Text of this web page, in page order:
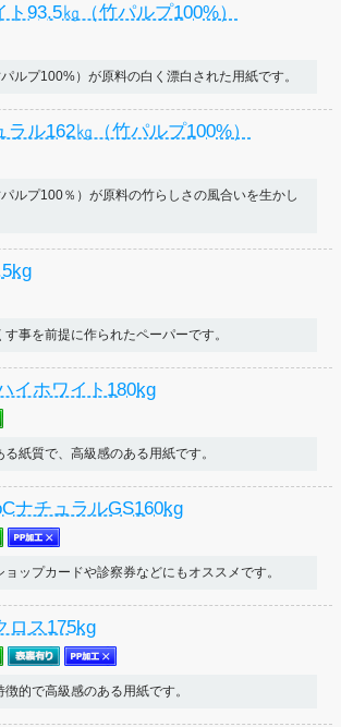
93.5㎏（竹パルプ100%）
ルプ100%）が原料の白く漂白された用紙です。
ル162㎏（竹パルプ100%）
ルプ100％）が原料の竹らしさの風合いを生かし
事を前提に作られたペーパーです。
イホワイト180kg
紙質で、高級感のある用紙です。
ナチュラルGS160kg
ップカードや診察券などにもオススメです。
ロス175kg
的で高級感のある用紙です。